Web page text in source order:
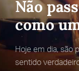
Não
como
Hoje em dia, são
sentido